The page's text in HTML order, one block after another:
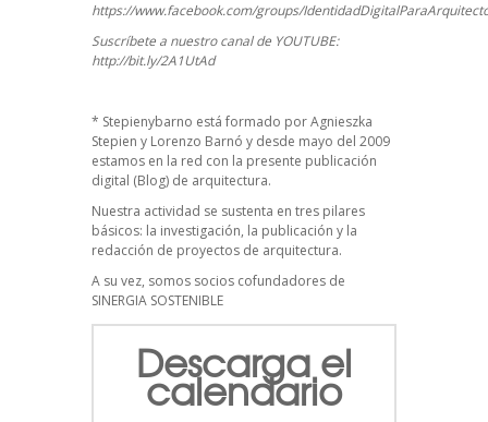
https://www.facebook.com/groups/
Suscríbete a nuestro canal de YOUTUBE:
http://bit.ly/2A1UtAd
* Stepienybarno está formado por Agnieszka
Stepien y Lorenzo Barnó y desde mayo del 2009
estamos en la red con la presente publicación
digital (Blog) de arquitectura.
Nuestra actividad se sustenta en tres pilares
básicos: la investigación, la publicación y la
redacción de proyectos de arquitectura.
A su vez, somos socios cofundadores de
SINERGIA SOSTENIBLE
Descarga el
calendario